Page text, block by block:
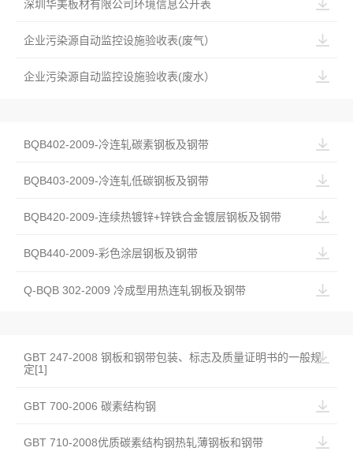
深圳华美板材有限公司环境信息公开表
企业污染源自动监控设施验收表(废气）
企业污染源自动监控设施验收表(废水）
BQB402-2009-冷连轧碳素钢板及钢带
BQB403-2009-冷连轧低碳钢板及钢带
BQB420-2009-连续热镀锌+锌铁合金镀层钢板及钢带
BQB440-2009-彩色涂层钢板及钢带
Q-BQB 302-2009 冷成型用热连轧钢板及钢带
GBT 247-2008 钢板和钢带包装、标志及质量证明书的一般规
定[1]
GBT 700-2006 碳素结构钢
GBT 710-2008优质碳素结构钢热轧薄钢板和钢带